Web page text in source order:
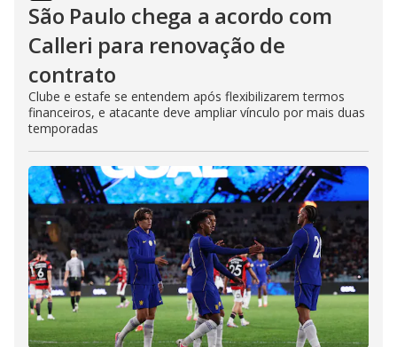
São Paulo chega a acordo com
Calleri para renovação de
contrato
Clube e estafe se entendem após flexibilizarem termos
financeiros, e atacante deve ampliar vínculo por mais duas
temporadas